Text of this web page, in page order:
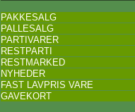
PAKKESALG
PALLESALG
PARTIVARER
RESTPARTI
RESTMARKED
NYHEDER
FAST LAVPRIS VARE
GAVEKORT